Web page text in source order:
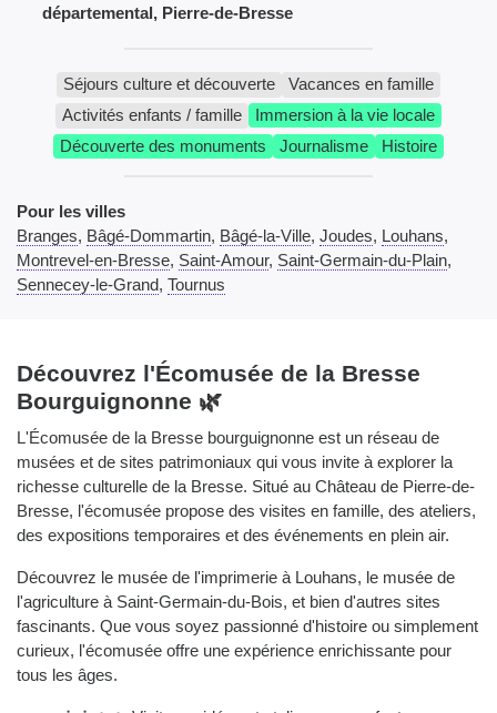
départemental, Pierre-de-Bresse
Séjours culture et découverte
Vacances en famille
Activités enfants / famille
Immersion à la vie locale
Découverte des monuments
Journalisme Histoire
Pour les villes
Branges, Bâgé-Dommartin, Bâgé-la-Ville, Joudes, Louhans,
Montrevel-en-Bresse, Saint-Amour, Saint-Germain-du-Plain,
Sennecey-le-Grand, Tournus
Découvrez l'Écomusée de la Bresse
Bourguignonne 🌿
L'Écomusée de la Bresse bourguignonne est un réseau de
musées et de sites patrimoniaux qui vous invite à explorer la
richesse culturelle de la Bresse. Situé au Château de Pierre-de-
Bresse, l'écomusée propose des visites en famille, des ateliers,
des expositions temporaires et des événements en plein air.
Découvrez le musée de l'imprimerie à Louhans, le musée de
l'agriculture à Saint-Germain-du-Bois, et bien d'autres sites
fascinants. Que vous soyez passionné d'histoire ou simplement
curieux, l'écomusée offre une expérience enrichissante pour
tous les âges.